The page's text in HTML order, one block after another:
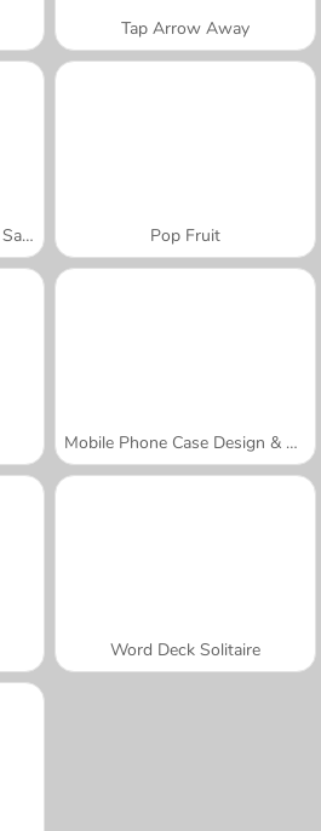
Tap Arrow Away
Tarte Tatin: Kelas Memasak Sara Pop Fruit
Mobile Phone Case Design & DIY
Word Deck Solitaire